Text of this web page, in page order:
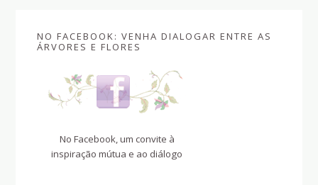
NO FACEBOOK: VENHA DIALOGAR ENTRE AS
ÁRVORES E FLORES
No Facebook, um convite à
inspiração mútua e ao diálogo